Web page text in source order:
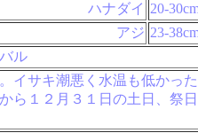
ハナダイ 20-
アジ 23-
ル
イサキ潮悪く水温も低かっ
ら１２月３１日の土日、祭